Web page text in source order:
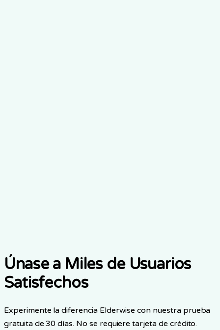
Únase a Miles de Usuarios
Satisfechos
Experimente la diferencia Elderwise con nuestra prueba
gratuita de 30 días. No se requiere tarjeta de crédito.